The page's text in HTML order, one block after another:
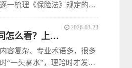
一梳理《保险法》规定的保
五种情形：不具有保险利
民事行为能力人投保死亡险、
经被保险人同意、超额保险
险合同，帮助消费者识别合
。
保险合同怎么看？上海保险律师姜瑛教你三步
容复杂、专业术语多，很多
“一头雾水”，理赔时才发现
2026-03-23